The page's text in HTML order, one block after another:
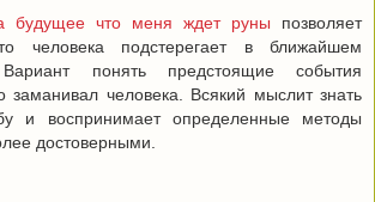
будущее что меня ждет руны позволяет
человека подстерегает в ближайшем
понять предстоящие события
заманивал человека. Всякий мыслит знать
и воспринимает определенные методы
достоверными.